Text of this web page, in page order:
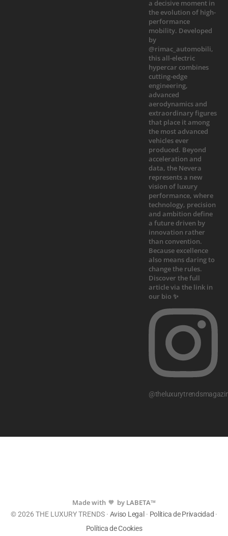
Made with 💙 by LABETA™
© 2026 THE LUXURY TRENDS · Aviso Legal · Política de Privacidad ·
Política de Cookies